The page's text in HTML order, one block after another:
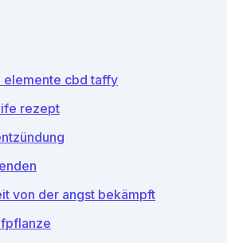
elemente cbd taffy
rezept
von der angst bekämpft